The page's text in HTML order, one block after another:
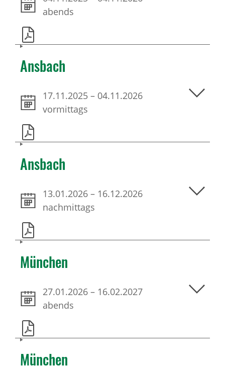
abends
Ansbach
17.11.2025 – 04.11.2026
vormittags
Ansbach
13.01.2026 – 16.12.2026
nachmittags
München
27.01.2026 – 16.02.2027
abends
München